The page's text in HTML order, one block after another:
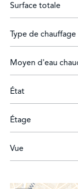
Un spacieux
bien rare à la
mètres seulement
Surface totale
Type de chauffage
Moyen d'eau
État
Étage
Vue